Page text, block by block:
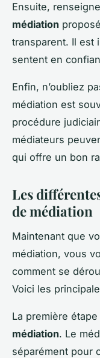
Ensuite,
médiation
transparent. Il est
sentent en
Enfin, n’oubliez
médiation est
procédure
médiateurs
qui offre un bon
Les
de médiation
Maintenant que
médiation, vous
comment se
Voici les
La première étape
médiation. Le
séparément pour